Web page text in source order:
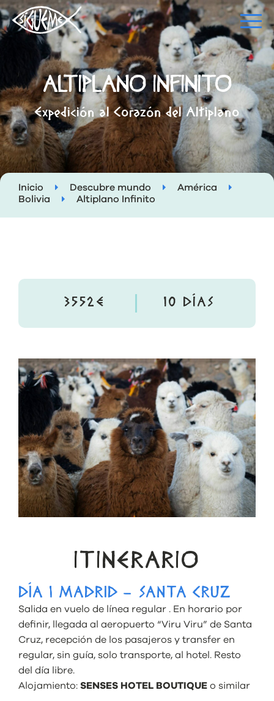
ALTIPLANO INFINITO
Expedición al Corazón del Altiplano
Inicio Descubre mundo
América
Bolivia
Altiplano Infinito
3552€ 10 DÍAS
ITINERARIO
DÍA 1 MADRID – SANTA CRUZ
Salida en vuelo de línea regular . En horario por
definir, llegada al aeropuerto “Viru Viru” de Santa
Cruz, recepción de los pasajeros y transfer en
regular, sin guía, solo transporte, al hotel. Resto
del día libre.
Alojamiento: SENSES HOTEL BOUTIQUE o similar